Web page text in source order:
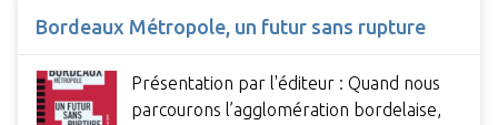
Bordeaux Métropole, un futur sans rupture
Présentation par l'éditeur : Quand nous
parcourons l’agglomération bordelaise,